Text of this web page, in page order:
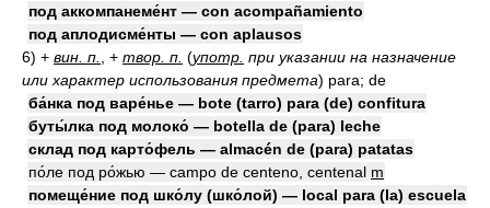
под аккомпанеме́нт — con acompañamiento
под аплодисме́нты — con aplausos
6) + вин. п. , + твор. п. (употр. при указании на назначение
или характер использования предмета) para; de
ба́нка под варе́нье — bote (tarro) para (de) confitura
буты́лка под молоко́ — botella de (para) leche
склад под карто́фель — almacén de (para) patatas
по́ле под ро́жью — campo de centeno, centenal m
помеще́ние под шко́лу (шко́лой) — local para (la) escuela